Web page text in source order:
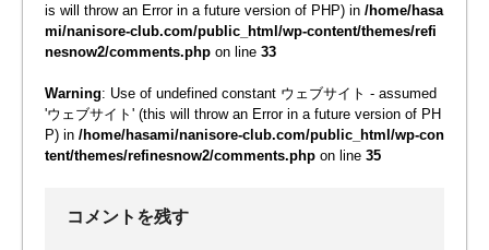
is will throw an Error in a future version of PHP) in /home/hasa
mi/nanisore-club.com/public_html/wp-content/themes/refi
nesnow2/comments.php on line 33
Warning: Use of undefined constant ウェブサイト - assumed
'ウェブサイト' (this will throw an Error in a future version of PH
P) in /home/hasami/nanisore-club.com/public_html/wp-con
tent/themes/refinesnow2/comments.php on line 35
コメントを残す